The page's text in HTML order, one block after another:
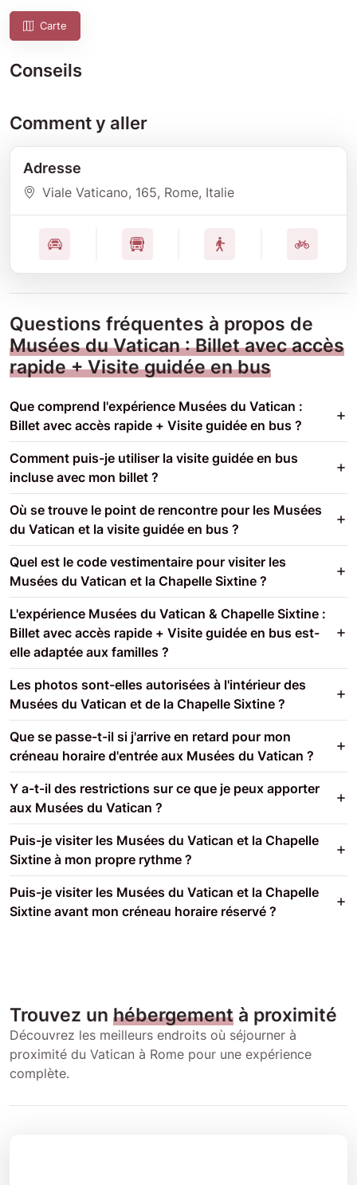
Carte
Conseils
Comment y aller
Adresse
Viale Vaticano, 165, Rome, Italie
Questions fréquentes à propos de
Musées du Vatican : Billet avec accès
rapide + Visite guidée en bus
Que comprend l'expérience Musées du Vatican :
Billet avec accès rapide + Visite guidée en bus ?
Comment puis-je utiliser la visite guidée en bus
incluse avec mon billet ?
Où se trouve le point de rencontre pour les Musées
du Vatican et la visite guidée en bus ?
Quel est le code vestimentaire pour visiter les
Musées du Vatican et la Chapelle Sixtine ?
L'expérience Musées du Vatican & Chapelle Sixtine :
Billet avec accès rapide + Visite guidée en bus est-
elle adaptée aux familles ?
Les photos sont-elles autorisées à l'intérieur des
Musées du Vatican et de la Chapelle Sixtine ?
Que se passe-t-il si j'arrive en retard pour mon
créneau horaire d'entrée aux Musées du Vatican ?
Y a-t-il des restrictions sur ce que je peux apporter
aux Musées du Vatican ?
Puis-je visiter les Musées du Vatican et la Chapelle
Sixtine à mon propre rythme ?
Puis-je visiter les Musées du Vatican et la Chapelle
Sixtine avant mon créneau horaire réservé ?
Trouvez un hébergement à proximité
Découvrez les meilleurs endroits où séjourner à
proximité du Vatican à Rome pour une expérience
complète.